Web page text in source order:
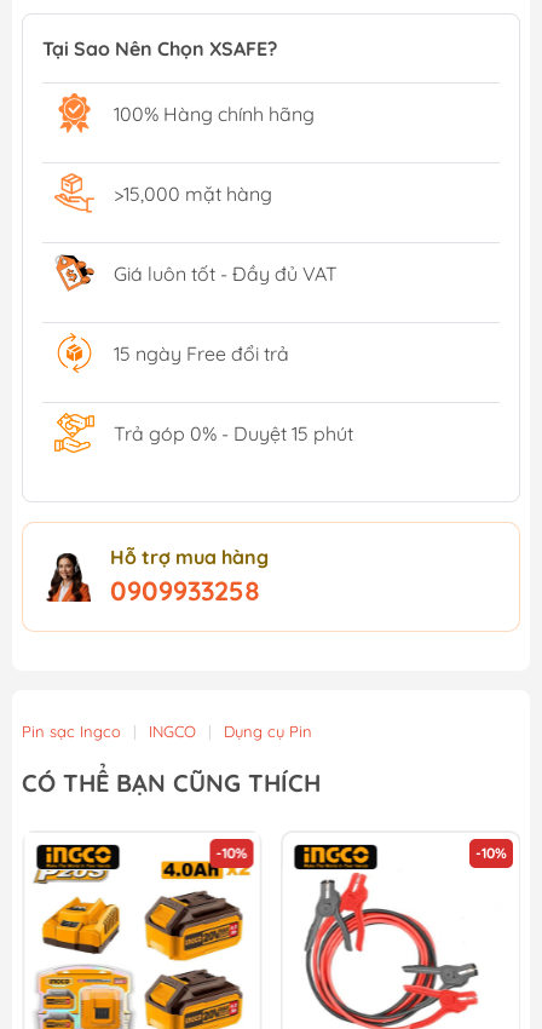
Tại Sao Nên Chọn XSAFE?
100% Hàng chính hãng
>15,000 mặt hàng
Giá luôn tốt - Đầy đủ VAT
15 ngày Free đổi trả
Trả góp 0% - Duyệt 15 phút
Hỗ trợ mua hàng
0909933258
Pin sạc Ingco | INGCO | Dụng cụ Pin
CÓ THỂ BẠN CŨNG THÍCH
-10% -10%